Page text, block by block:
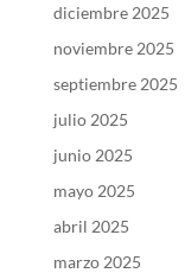
diciembre 2025
noviembre 2025
septiembre 2025
julio 2025
junio 2025
mayo 2025
abril 2025
marzo 2025